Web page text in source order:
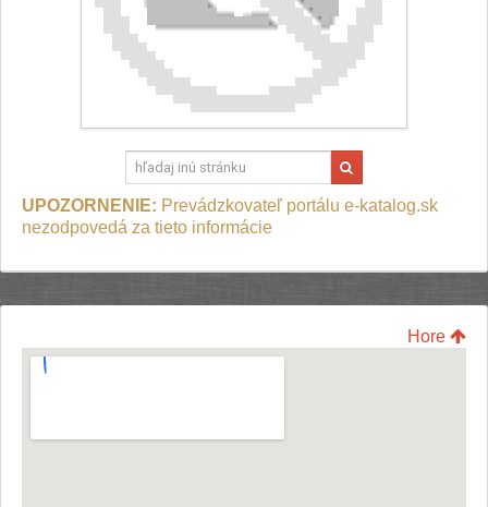
UPOZORNENIE: Prevádzkovateľ portálu e-katalog.sk
nezodpovedá za tieto informácie
Hore